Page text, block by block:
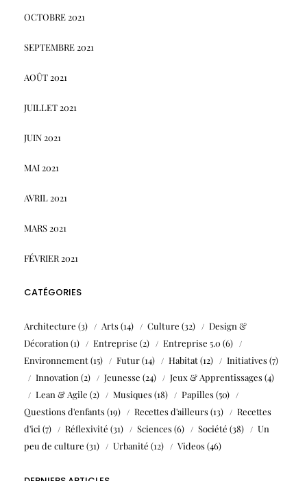
OCTOBRE 2021
SEPTEMBRE 2021
AOÛT 2021
JUILLET 2021
JUIN 2021
MAI 2021
AVRIL 2021
MARS 2021
FÉVRIER 2021
CATÉGORIES
Architecture (3) Arts(14) Culture (32)
Design &
Décoration (1) Entreprise (2) Entreprise 5.0 (6)
Environnement(15) Futur(14) Habitat(12) Initiatives(7)
Innovation (2) Jeunesse (24) Jeux & Apprentissages(4)
Lean & Agile (2) Musiques(18) Papilles(50)
Questions d'enfants(19) Recettes d'ailleurs(13)
Recettes
d'ici (7) Réflexivité (31) Sciences(6) Société (38)
Un
peu de culture (31) Urbanité (12) Videos(46)